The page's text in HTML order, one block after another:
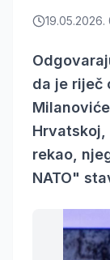
19.05.2026.
da je riječ
Hrvatskoj,
rekao,
NATO"